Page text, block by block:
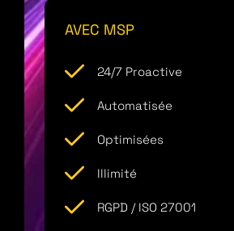
AVEC MSP
24/7 Proactive
Automatisée
Optimisées
Illimité
RGPD / ISO 27001